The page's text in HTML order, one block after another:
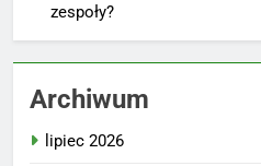
zespoły?
Archiwum
lipiec 2026